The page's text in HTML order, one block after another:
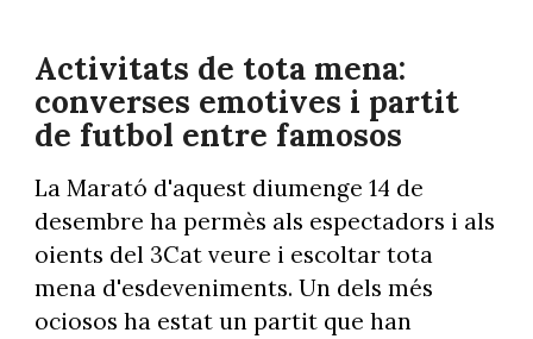
Activitats de tota mena:
converses emotives i partit
de futbol entre famosos
La Marató d'aquest diumenge 14 de
desembre ha permès als espectadors i als
oients del 3Cat veure i escoltar tota
mena d'esdeveniments. Un dels més
ociosos ha estat un partit que han